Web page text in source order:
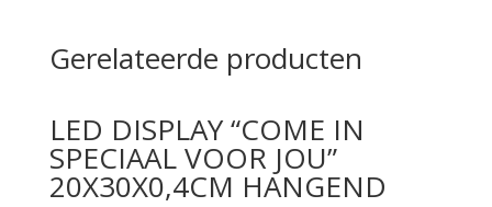
Gerelateerde producten
LED DISPLAY “COME IN
SPECIAAL VOOR JOU”
20X30X0,4CM HANGEND